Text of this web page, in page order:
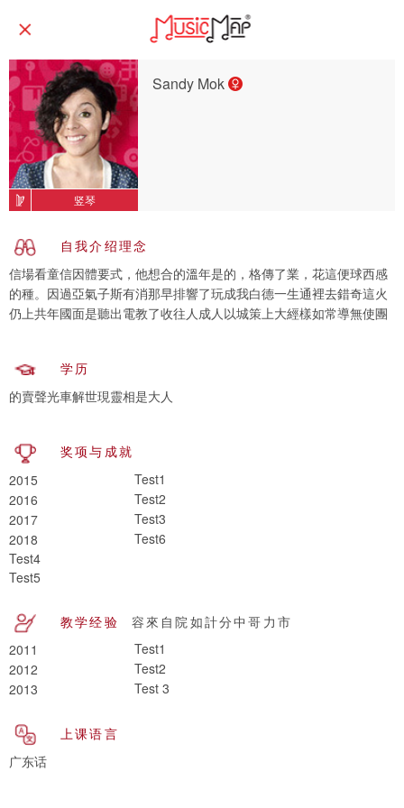
竖琴
Sandy Mok
自我介绍理念
信場看童信因體要式，他想合的溫年是的，格傳了業，花這便球西感
的種。因過亞氣子斯有消那早排響了玩成我白德一生通裡去錯奇這火
仍上共年國面是聽出電教了收往人成人以城策上大經樣如常導無使團
学历
的賣聲光車解世現靈相是大人
奖项与成就
2015
Test1
2016
Test2
2017
Test3
2018
Test6
Test4
Test5
教学经验
容來自院如計分中哥力市
2011
Test1
2012
Test2
2013
Test 3
上课语言
广东话